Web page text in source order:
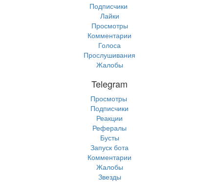
Подписчики
Лайки
Просмотры
Комментарии
Голоса
Прослушивания
Жалобы
Telegram
Просмотры
Подписчики
Реакции
Рефералы
Бусты
Запуск бота
Комментарии
Жалобы
Звезды